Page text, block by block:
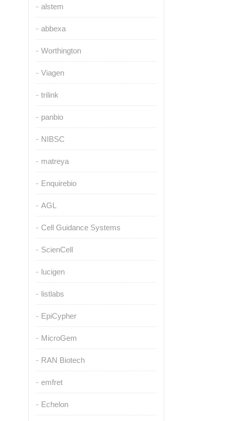
alstem
abbexa
Worthington
Viagen
trilink
panbio
NIBSC
matreya
Enquirebio
AGL
Cell Guidance Systems
ScienCell
lucigen
listlabs
EpiCypher
MicroGem
RAN Biotech
emfret
Echelon